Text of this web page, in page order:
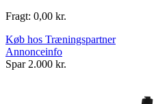
Fragt: 0,00 kr.
Køb hos Træningspartner
Annonceinfo
Spar 2.000 kr.